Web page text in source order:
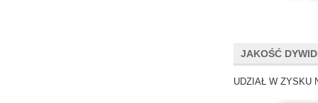
JAKOŚĆ
UDZIAŁ W ZYSKU